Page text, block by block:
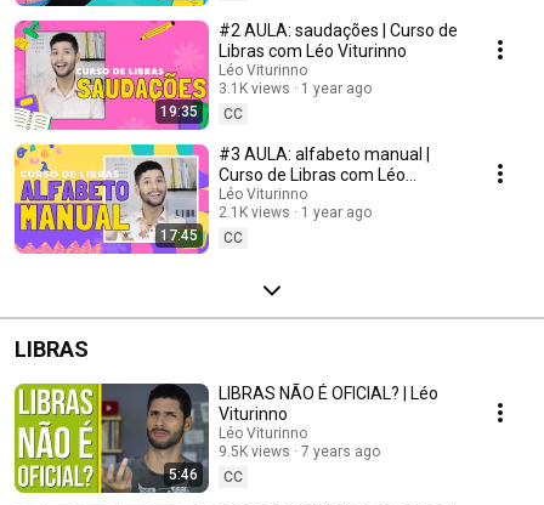
19:35
#2 AULA: saudações | Curso de
Libras com Léo Viturinno
Léo Viturinno
3.1K views
1 year ago
CC
17:45
#3 AULA: alfabeto manual |
Curso de Libras com Léo
Viturinno
Léo Viturinno
2.1K views
1 year ago
CC
LIBRAS
5:46
LIBRAS NÃO É OFICIAL? | Léo
Viturinno
Léo Viturinno
9.5K views
7 years ago
CC